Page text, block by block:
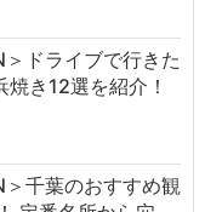
ドライブで行きた
き12選を紹介！
＞千葉のおすすめ観